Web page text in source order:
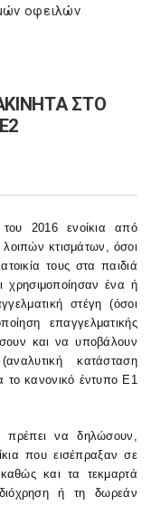
οφειλών
ΣΤΟ
του 2016 ενοίκια από
κτισμάτων, όσοι
τους στα παιδιά
χρησιμοποίησαν ένα ή
στέγη (όσοι
επαγγελματικής
και να υποβάλουν
κατάσταση
το κανονικό έντυπο Ε1
πρέπει να δηλώσουν,
που εισέπραξαν σε
και τα τεκμαρτά
ή τη δωρεάν